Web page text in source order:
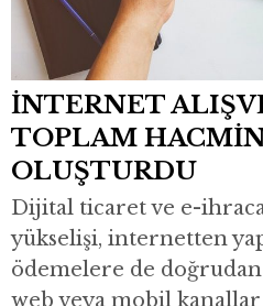
İNTERNET
TOPLAM
OLUŞTURDU
Dijital ticaret ve e-
yükselişi, internetten
ödemelere de doğrudan
web veya mobil